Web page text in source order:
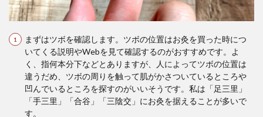
まずはツボを確認します。ツボの位置はお灸を買った時につ
いてくる説明やWebを見て確認するのがおすすめです。よ
く、指何本分下などとありますが、人によってツボの位置は
違うだめ、ツボの周りを触って肌がかさついているところや
凹んでいるところを探すのがいいそうです。私は「足三里」
「手三里」「合谷」「三陰交」にお灸を据えることが多いで
す。